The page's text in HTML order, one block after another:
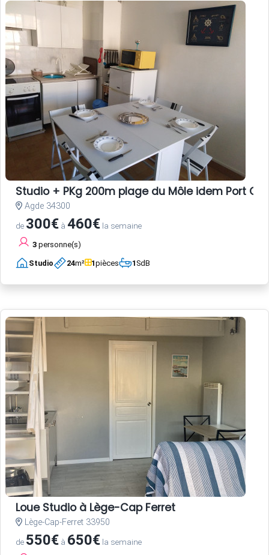
Studio + PKg 200m plage du Môle idem Port
Agde 34300
de 300€ à 460€ la semaine
3 personne(s)
Studio 24m² 1pièces 1SdB
Loue Studio à Lège-Cap Ferret
Lège-Cap-Ferret 33950
de 550€ à 650€ la semaine